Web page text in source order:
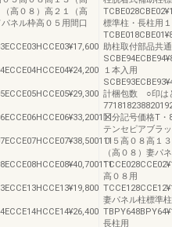
高０８）高２１（高
ネル枠高０５用間口
標準柱・長柱用
助柱取付部品共
１本入用
計梱包数 ○印は
区分記号価格T
テンセピアブラ
０５高０８高１
（高０８）妻パ
高０８用
妻パネル柱標準
長柱用